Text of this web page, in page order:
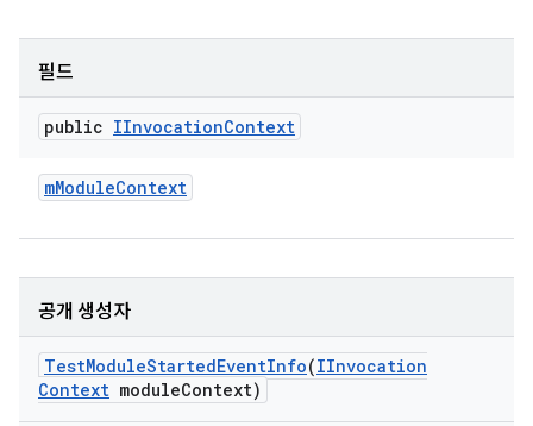
필드
public IInvocationContext
mModuleContext
공개 생성자
TestModuleStartedEventInfo(IInvocation
Context moduleContext)